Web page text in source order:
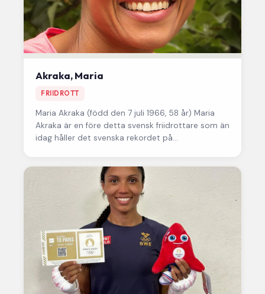
Akraka, Maria
FRIIDROTT
Maria Akraka (född den 7 juli 1966, 58 år) Maria
Akraka är en före detta svensk friidrottare som än
idag håller det svenska rekordet på…